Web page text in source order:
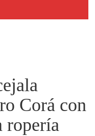
Corá con
ropería